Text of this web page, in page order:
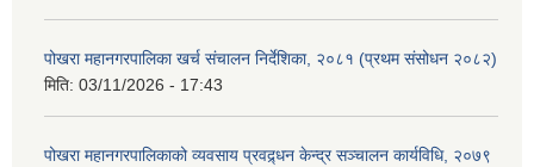
पोखरा महानगरपालिका खर्च संचालन निर्देशिका, २०८१ (प्रथम संसोधन २०८२)
मिति: 03/11/2026 - 17:43
पोखरा महानगरपालिकाको व्यवसाय प्रवद्र्धन केन्द्र सञ्चालन कार्यविधि, २०७९